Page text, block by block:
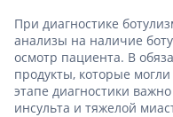
При диагностике
анализы на наличие
осмотр пациента. В
продукты, которые
этапе диагностики
инсульта и тяжелой